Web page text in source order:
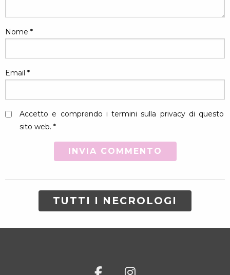
Nome *
Email *
Accetto e comprendo i termini sulla privacy di questo
sito web. *
TUTTI I NECROLOGI